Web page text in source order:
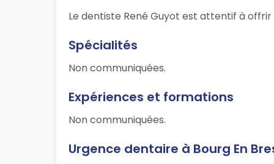
Le dentiste René Guyot est attentif à
Spécialités
Non communiquées.
Expériences et formations
Non communiquées.
Urgence dentaire à Bourg En